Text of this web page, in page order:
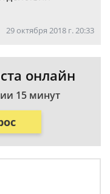
29 октября 2018 г. 20:33
онлайн
15 минут